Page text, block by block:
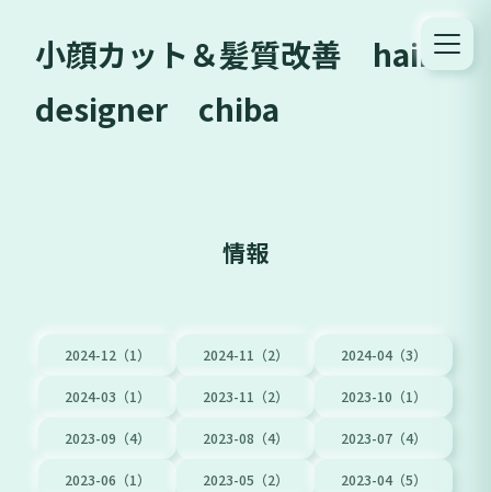
小顔カット＆髪質改善 hair
designer chiba
情報
2024-12（1） 2024-11（2） 2024-04（3）
2024-03（1） 2023-11（2） 2023-10（1）
2023-09（4） 2023-08（4） 2023-07（4）
2023-06（1） 2023-05（2） 2023-04（5）